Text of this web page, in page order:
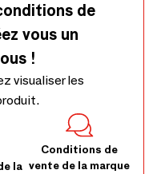
de
vous un
!
visualiser les
la
Conditions de
vente de la marque